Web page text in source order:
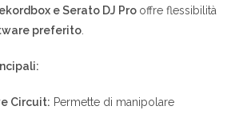
e Serato DJ Pro offre flessibilità
preferito
Circuit: Permette di manipolare